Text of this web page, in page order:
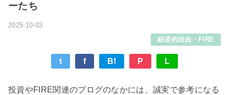
ーたち
2025-10-03
経済的自由・FIRE
t f B! P L
投資やFIRE関連のブログのなかには、誠実で参考になる